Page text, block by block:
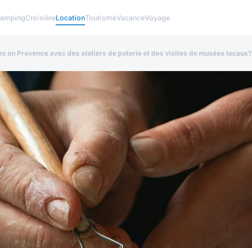
CroisièreLocationTourismeVacanceVoyage
en Provence avec des ateliers de poterie et des visites de musées locaux?